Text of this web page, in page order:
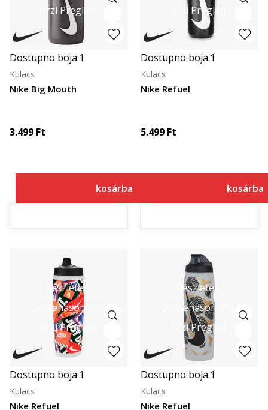
Brzi Pregled
Dostupno boja:1
Nike Big Mouth
Kulacs
3.499 Ft
kosárba
Brzi Pregled
Dostupno boja:1
Nike Refuel
Kulacs
5.499 Ft
kosárba
Részletek
Összehasonlítás
Brzi Pregled
Dostupno boja:1
Nike Refuel
Kulacs
Részletek
Összehasonlítás
Brzi Pregled
Dostupno boja:1
Nike Refuel
Kulacs